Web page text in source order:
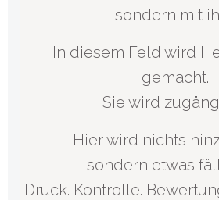
sondern mit
In diesem Feld wird
gemacht.
Sie wird
Hier wird nichts
sondern etwas
Druck. Kontrolle.